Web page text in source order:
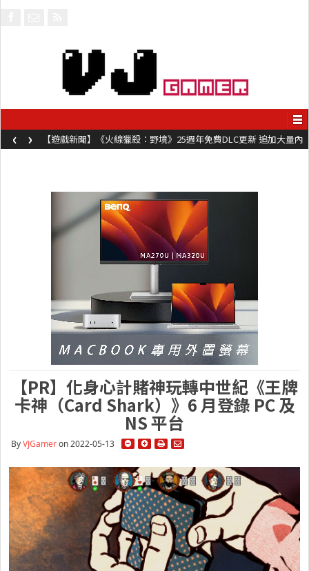
【遊戲新聞】《火線獵殺：野境》25週年免費DLC更新 追加大量內
容同時系舊作限時超平價折扣
‹ ›
【PR】化身心計賭神玩轉中世紀《王牌
卡神（Card Shark）》6 月登錄 PC 及
NS 平台
ByVJGameron 2022-05-13